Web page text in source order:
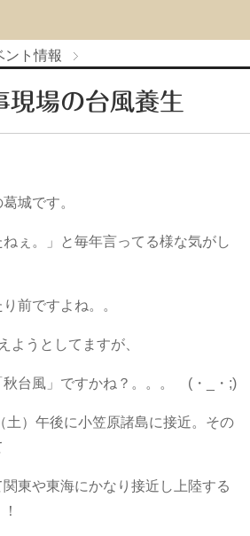
ント情報
現場の台風養生
城です。
ねぇ。」と毎年言ってる様な気がし
前ですよね。。
ようとしてますが、
秋台風」ですかね？。。。 (・_・;)
土）午後に小笠原諸島に接近。その
東や東海にかなり接近し上陸する